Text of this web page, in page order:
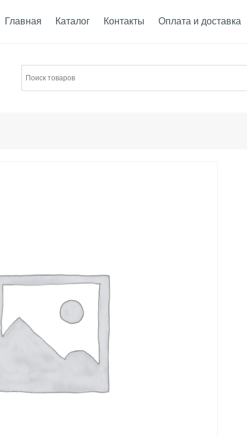
Главная Каталог Контакты Оплата и доставка